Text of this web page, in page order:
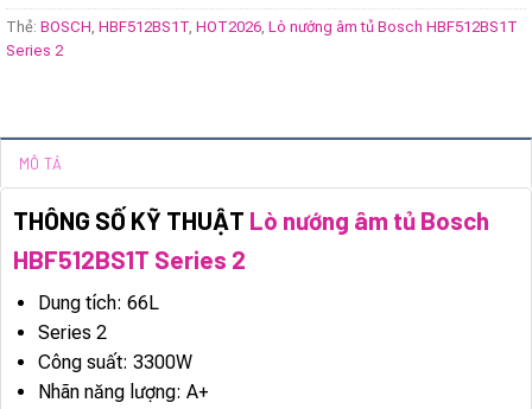
Thẻ: BOSCH HBF512BS1T HOT2026 Lò nướng âm tủ Bosch HBF512BS1T
Series 2
MÔ TẢ
THÔNG SỐ KỸ THUẬT Lò nướng âm tủ Bosch
HBF512BS1T Series 2
Dung tích: 66L
Series 2
Công suất: 3300W
Nhãn năng lượng: A+